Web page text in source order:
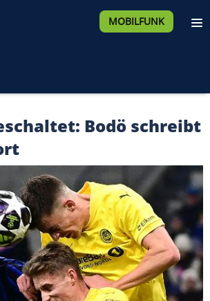
MOBILFUNK
Bodö schreibt